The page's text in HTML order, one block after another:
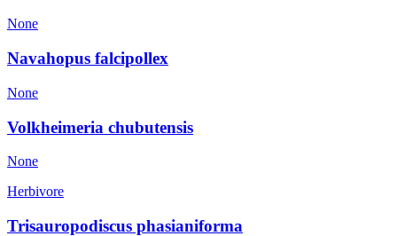
None
Navahopus falcipollex
None
Volkheimeria chubutensis
None
Herbivore
Trisauropodiscus phasianiforma